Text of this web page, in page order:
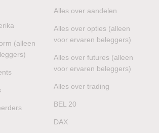
(alleen
Alles over aandelen
Alles over opties (alleen
voor ervaren beleggers)
Alles over futures (alleen
voor ervaren beleggers)
Alles over trading
BEL 20
DAX